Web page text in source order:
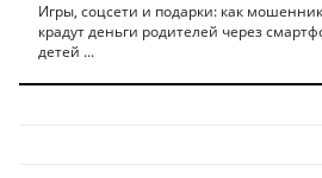
Игры, соцсети и подарки: как
крадут деньги родителей через
детей ...